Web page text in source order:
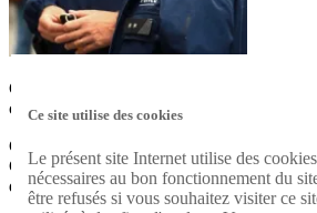
Connaissez vous votre agent de quartier ? Il
contact avec la Zone de police.
Contactez le en cas de problème. La zone
Cliquez sur le lien ci-dessous pour
quartier (cliquez sur le lien).
Ce site utilise des cookies
Le présent site Internet utilise des
nécessaires au bon fonctionnement du
être refusés si vous souhaitez visiter ce